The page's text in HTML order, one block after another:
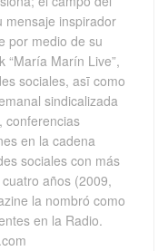
mensaje inspirador
por medio de su
“María Marín Live”,
sociales, asī como
sindicalizada
conferencias
en la cadena
sociales con más
años (2009,
la nombró como
en la Radio.